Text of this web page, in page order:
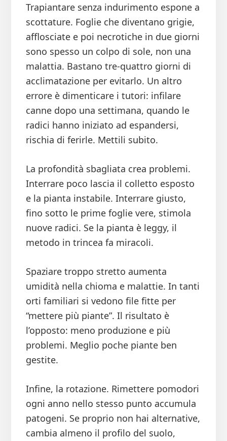
Trapiantare senza indurimento espone a
scottature. Foglie che diventano grigie,
afflosciate e poi necrotiche in due giorni
sono spesso un colpo di sole, non una
malattia. Bastano tre-quattro giorni di
acclimatazione per evitarlo. Un altro
errore è dimenticare i tutori: infilare
canne dopo una settimana, quando le
radici hanno iniziato ad espandersi,
rischia di ferirle. Mettili subito.
La profondità sbagliata crea problemi.
Interrare poco lascia il colletto esposto
e la pianta instabile. Interrare giusto,
fino sotto le prime foglie vere, stimola
nuove radici. Se la pianta è leggy, il
metodo in trincea fa miracoli.
Spaziare troppo stretto aumenta
umidità nella chioma e malattie. In tanti
orti familiari si vedono file fitte per
“mettere più piante”. Il risultato è
l’opposto: meno produzione e più
problemi. Meglio poche piante ben
gestite.
Infine, la rotazione. Rimettere pomodori
ogni anno nello stesso punto accumula
patogeni. Se proprio non hai alternative,
cambia almeno il profilo del suolo,